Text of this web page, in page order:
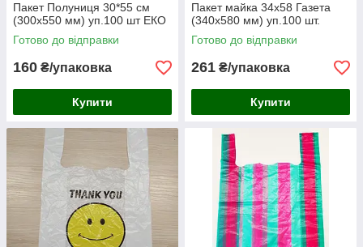
Пакет Полуниця 30*55 см
(300x550 мм) уп.100 шт ЕКО
Готово до відправки
160 ₴/упаковка
Купити
Пакет майка 34х58 Газета
(340х580 мм) уп.100 шт.
Готово до відправки
261 ₴/упаковка
Купити